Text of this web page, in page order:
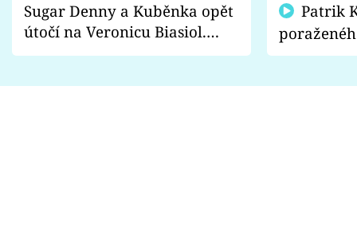
Sugar Denny a Kuběnka opět
útočí na Veronicu Biasiol.
Proč je podle nich falešná a
fanoušci